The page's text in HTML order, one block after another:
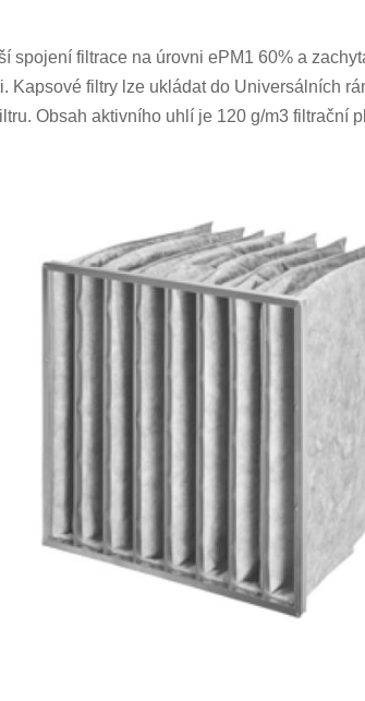
spojení filtrace na úrovni ePM1 60% a
. Kapsové filtry lze ukládat do Universálních
Obsah aktivního uhlí je 120 g/m3 filtrační